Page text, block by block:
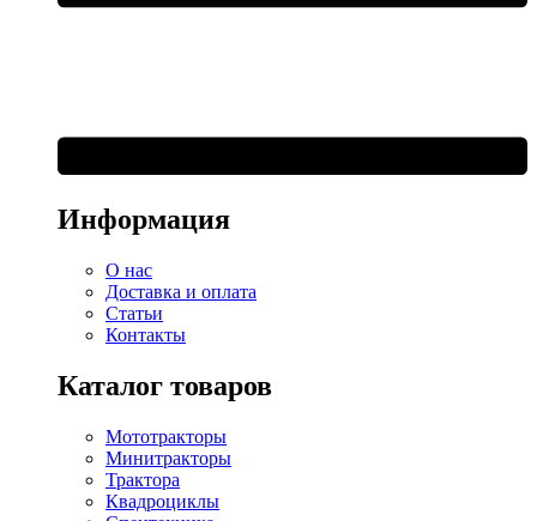
Информация
О нас
Доставка и оплата
Статьи
Контакты
Каталог товаров
Мототракторы
Минитракторы
Трактора
Квадроциклы